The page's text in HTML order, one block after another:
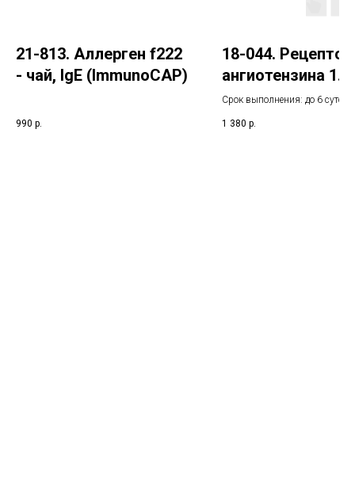
21-813. Аллерген f222
- чай, IgE (ImmunoCAP)
990 р.
18-044. Рецептор
ангиотензина 1
(AGTR1).
мутации A1166C
Срок выполнения: до 6 суток.
взятия биоматериала
1 380 р.